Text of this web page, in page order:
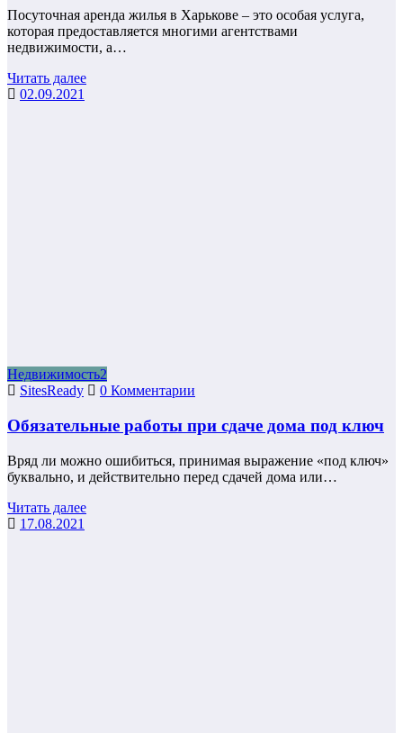
Посуточная аренда жилья в Харькове – это особая услуга,
которая предоставляется многими агентствами
недвижимости, а…
Читать далее
02.09.2021
Недвижимость2
SitesReady
0 Комментарии
Обязательные работы при сдаче дома под ключ
Вряд ли можно ошибиться, принимая выражение «под ключ»
буквально, и действительно перед сдачей дома или…
Читать далее
17.08.2021